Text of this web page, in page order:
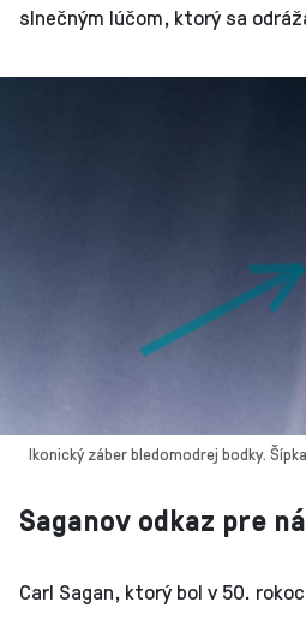
slnečným lúčom, ktorý sa
Ikonický záber bledomodrej bodky.
Saganov odkaz pre
Carl Sagan, ktorý bol v 50.